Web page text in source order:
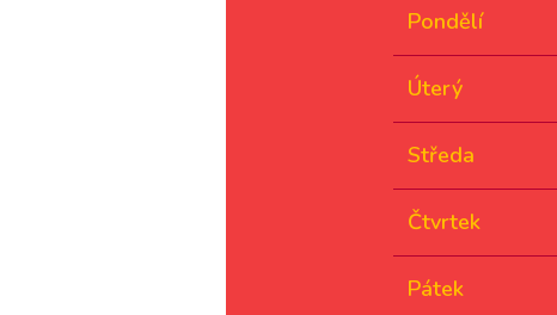
Pondělí
Úterý
Středa
Čtvrtek
Pátek